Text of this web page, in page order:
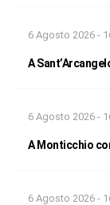
6 Agosto 2026 -
A
6 Agosto 2026 -
A Monticchio
6 Agosto 2026 -